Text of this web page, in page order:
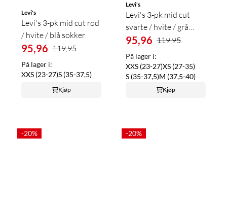
Levi's
Levi's 3-pk mid cut rød
/ hvite / blå sokker
95,96 119,95
På lager i:
XXS (23-27)S (35-37,5)
Kjøp
Levi's
Levi's 3-pk mid cut
svarte / hvite / grå
sokker
95,96 119,95
På lager i:
XXS (23-27)XS (27-35)
S (35-37,5)M (37,5-40)
Kjøp
-20% -20%